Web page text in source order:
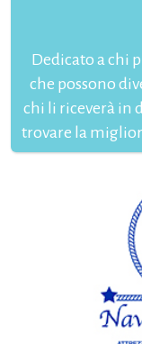
Dedicato a chi
che possono
chi li riceverà in
trovare la miglior